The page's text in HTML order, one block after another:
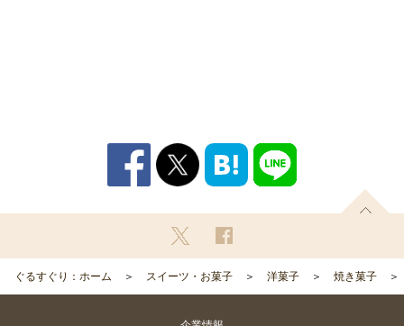
ぐるすぐり：ホーム スイーツ・お菓子 洋菓子 焼き菓子